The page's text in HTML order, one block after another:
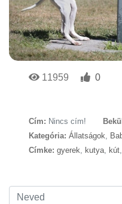
11959
0
Cím: Nincs cím!
Kategória: Állatságok
Címke: gyerek kutya kút